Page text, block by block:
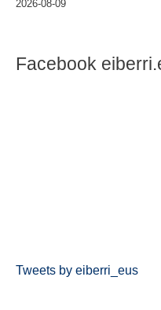
2026-08-09
Facebook
Tweets by eiberri_eus